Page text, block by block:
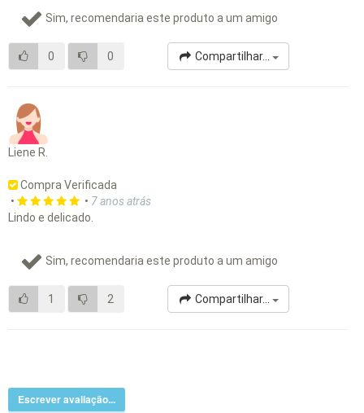
Sim, recomendaria este produto a um amigo
0 0 Compartilhar...
Liene R.
Compra Verificada
•
• 7 anos atrás
Lindo e delicado.
Sim, recomendaria este produto a um amigo
1 2 Compartilhar...
Escrever avaliação...